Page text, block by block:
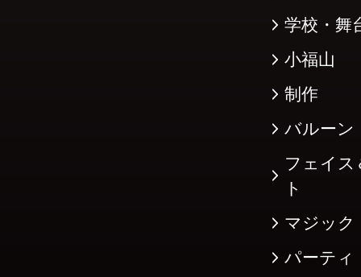
学校・舞
小福山
制作
バルーン
フェイス
ト
マジック
パーティ